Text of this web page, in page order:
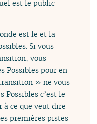
est le public
est le et la
Si vous
vous
Possibles pour en
» ne vous
Possibles c’est le
ce que veut dire
premières pistes